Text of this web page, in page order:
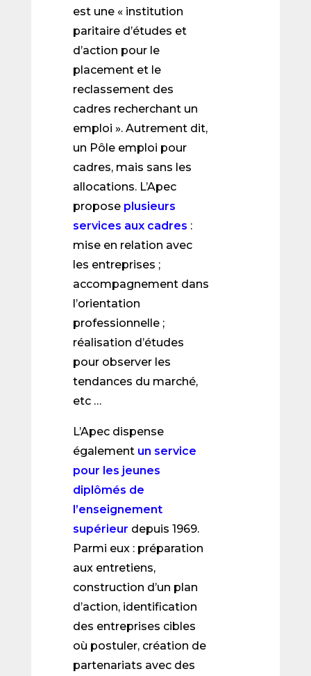
est une « institution
paritaire d’études et
d’action pour le
placement et le
reclassement des
cadres recherchant un
emploi ». Autrement dit,
un Pôle emploi pour
cadres, mais sans les
allocations. L’Apec
propose plusieurs
services aux cadres :
mise en relation avec
les entreprises ;
accompagnement dans
l’orientation
professionnelle ;
réalisation d’études
pour observer les
tendances du marché,
etc …
L’Apec dispense
également un service
pour les jeunes
diplômés de
l’enseignement
supérieur depuis 1969.
Parmi eux : préparation
aux entretiens,
construction d’un plan
d’action, identification
des entreprises cibles
où postuler, création de
partenariats avec des